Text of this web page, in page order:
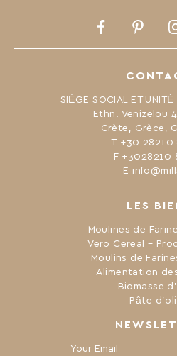
Your Email:
LES
Moulines de
Vero Cereal –
Moulins de
Alimentation
Biomasse
Pâte
SIÈGE SOCIAL ET
Ethn. Venizelou
Crète, Grèce,
Τ +30 28210
F +3028210
Ε
FacebookPinterest